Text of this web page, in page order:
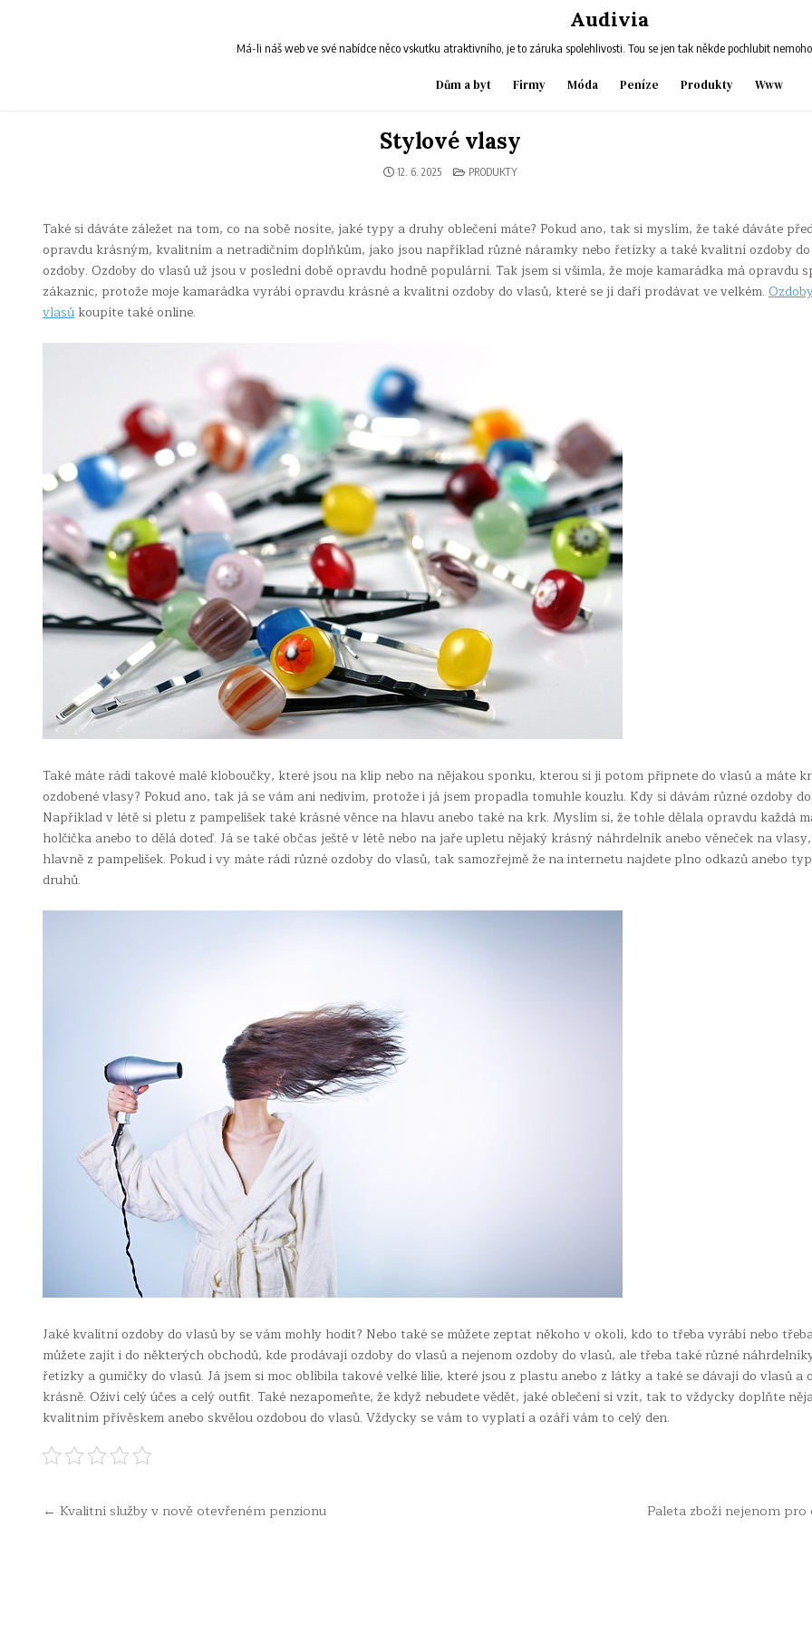
Audivia
Má-li náš web ve své nabídce něco vskutku atraktivního, je to záruka spolehlivosti. Tou se jen tak někde pochlubit
Dům a byt Firmy Móda Peníze Produkty Www
Stylové vlasy
12. 6. 2025
POSTED
PRODUKTY
Také si dáváte záležet na tom, co na sobě nosíte, jaké typy a druhy oblečení máte? Pokud ano, tak si myslím, že také dáváte
opravdu krásným, kvalitním a netradičním doplňkům, jako jsou například různé náramky nebo řetízky a také kvalitní ozdoby
ozdoby. Ozdoby do vlasů už jsou v poslední době opravdu hodně populární. Tak jsem si všimla, že moje kamarádka má opravdu
zákaznic, protože moje kamarádka vyrábí opravdu krásné a kvalitní ozdoby do vlasů, které se jí daří prodávat ve velkém.
vlasů koupíte také online.
Také máte rádi takové malé kloboučky, které jsou na klip nebo na nějakou sponku, kterou si ji potom připnete do vlasů a máte
ozdobené vlasy? Pokud ano, tak já se vám ani nedivím, protože i já jsem propadla tomuhle kouzlu. Kdy si dávám různé ozdoby
Například v létě si pletu z pampelišek také krásné věnce na hlavu anebo také na krk. Myslím si, že tohle dělala opravdu každá
holčička anebo to dělá doteď. Já se také občas ještě v létě nebo na jaře upletu nějaký krásný náhrdelník anebo věneček na
hlavně z pampelišek. Pokud i vy máte rádi různé ozdoby do vlasů, tak samozřejmě že na internetu najdete plno odkazů anebo
druhů.
Jaké kvalitní ozdoby do vlasů by se vám mohly hodit? Nebo také se můžete zeptat někoho v okolí, kdo to třeba vyrábí nebo
můžete zajít i do některých obchodů, kde prodávají ozdoby do vlasů a nejenom ozdoby do vlasů, ale třeba také různé
řetízky a gumičky do vlasů. Já jsem si moc oblíbila takové velké lilie, které jsou z plastu anebo z látky a také se dávají do vlasů a
krásně. Oživí celý účes a celý outfit. Také nezapomeňte, že když nebudete vědět, jaké oblečení si vzít, tak to vždycky doplňte
kvalitním přívěskem anebo skvělou ozdobou do vlasů. Vždycky se vám to vyplatí a ozáří vám to celý den.
Navigace Paleta zboží nejenom
← Kvalitní služby v nově otevřeném penzionu